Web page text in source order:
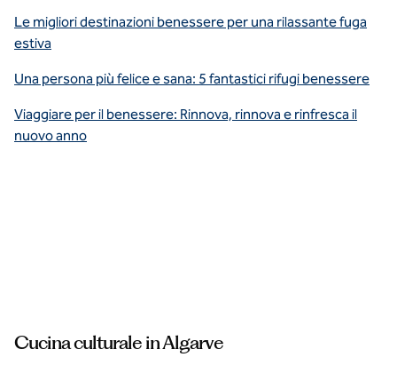
Le migliori destinazioni benessere per una rilassante fuga
estiva
Una persona più felice e sana: 5 fantastici rifugi benessere
Viaggiare per il benessere: Rinnova, rinnova e rinfresca il
nuovo anno
Conrad
Algarve.
Cucina culturale in Algarve